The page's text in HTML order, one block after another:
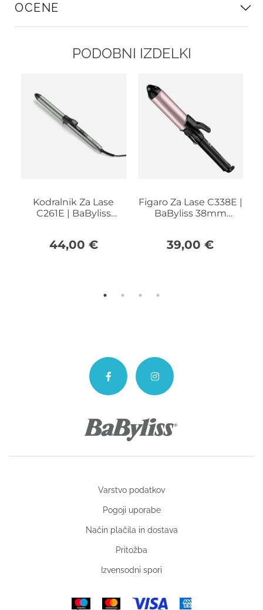
OCENE
PODOBNI IZDELKI
Kodralnik Za Lase
C261E | BaByliss
44,00 €
Figaro Za Lase C338E |
BaByliss 38mm
39,00€
Varstvo podatkov
Pogoji uporabe
Način plačila in dostava
Pritožba
Izvensodni spori